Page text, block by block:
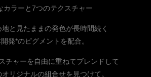
カラーと7つのテクスチャー
と見たままの発色が長時間続く
発*のピグメントを配合。
チャーを自由に重ねてブレンドして
リジナルの組合せを見つけて。